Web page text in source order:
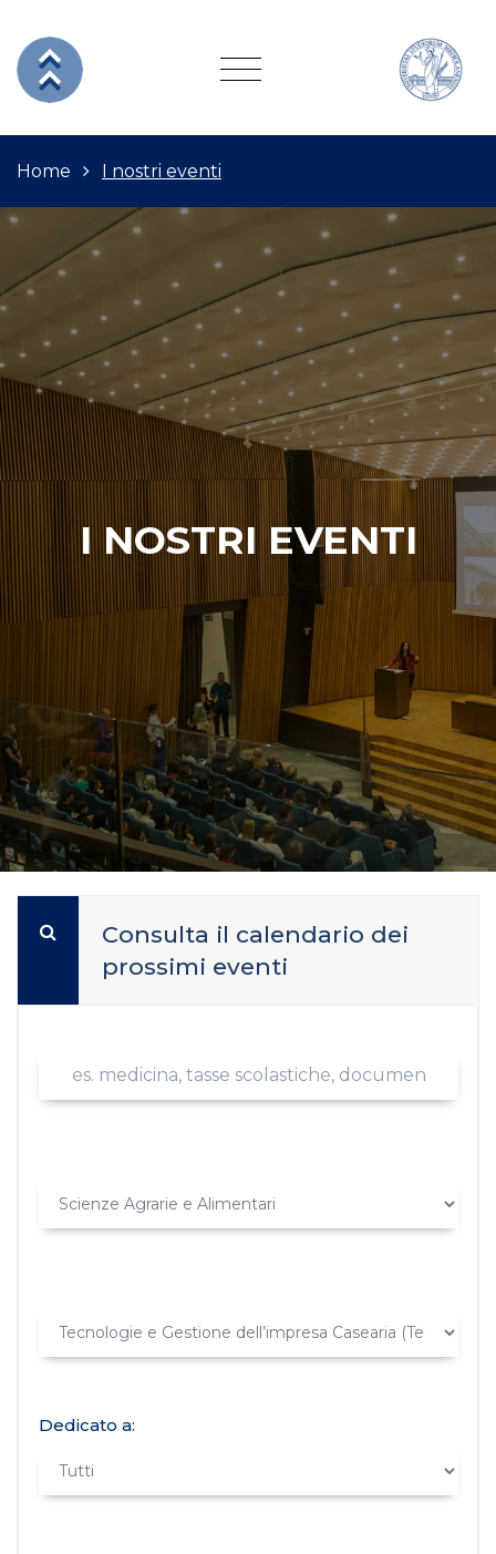
Home I nostri eventi
I NOSTRI EVENTI
Consulta il calendario dei
prossimi eventi
Dedicato a: